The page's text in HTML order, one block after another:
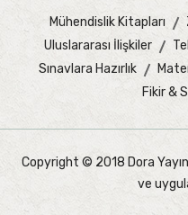
Mühendislik Kitapları
Uluslararası İlişkiler
Sınavlara Hazırlık
Fikir &
Copyright © 2018 Dora
ve